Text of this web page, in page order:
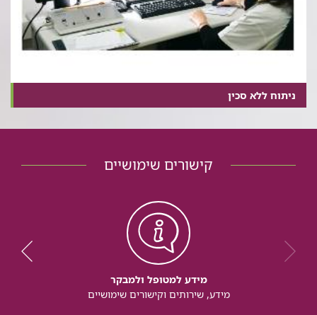
ניתוח ללא סכין
קישורים שימושיים
מידע למטופל ולמבקר
מידע, שירותים וקישורים שימושיים